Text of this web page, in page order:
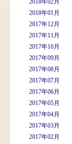
2018年02月
2018年01月
2017年12月
2017年11月
2017年10月
2017年09月
2017年08月
2017年07月
2017年06月
2017年05月
2017年04月
2017年03月
2017年02月